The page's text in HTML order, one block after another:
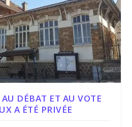
DÉBAT ET AU VOTE
A ÉTÉ PRIVÉE